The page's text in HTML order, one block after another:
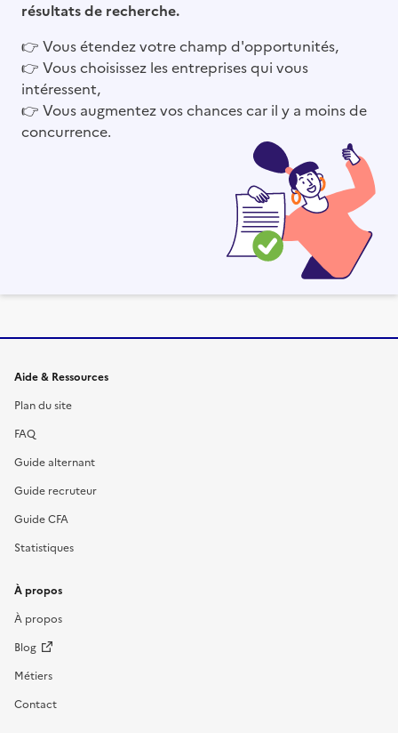
résultats de recherche.
👉 Vous étendez votre champ d'opportunités,
👉 Vous choisissez les entreprises qui vous
intéressent,
👉 Vous augmentez vos chances car il y a moins de
concurrence.
Informations et liens du site
Aide & Ressources
Plan du site
FAQ
Guide alternant
Guide recruteur
Guide CFA
Statistiques
À propos
À propos
Blog
Métiers
Contact